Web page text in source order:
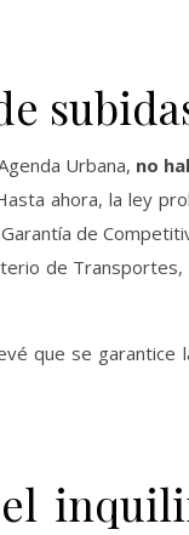
Urbana, no
ahora, la ley
de
de
que se garantice